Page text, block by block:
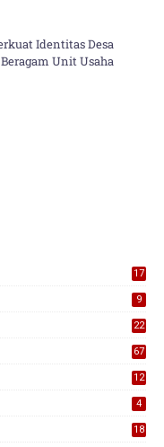
Identitas Desa
Unit Usaha
17
9
22
67
12
4
18